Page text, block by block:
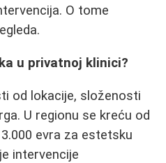
O tome
u privatnoj klinici?
od lokacije, složenosti
U regionu se kreću od
evra za estetsku
intervencije